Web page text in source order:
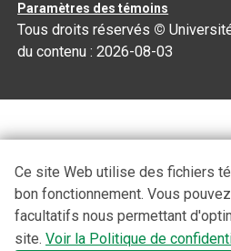
Paramètres des témoins
Tous droits réservés ©
du contenu :2026-08-03
Ce site Web utilise des fichiers
bon fonctionnement. Vous
facultatifs nous permettant
site. Voir la Politique de